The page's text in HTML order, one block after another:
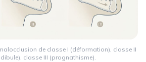
de classe I (déformation), classe II
classe III (prognathisme).